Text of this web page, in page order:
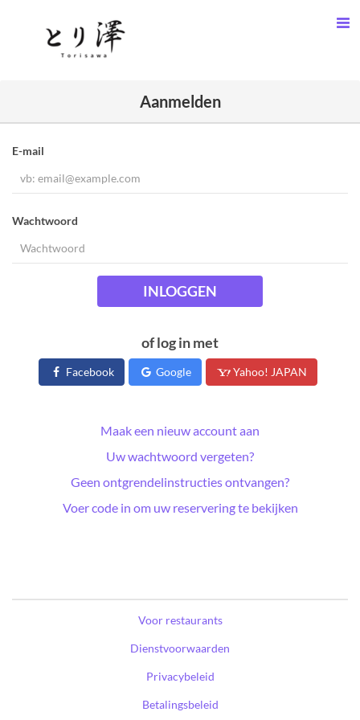
Aanmelden
E-mail
Wachtwoord
INLOGGEN
of log in met
Facebook Google Yahoo! JAPAN
Maak een nieuw account aan
Uw wachtwoord vergeten?
Geen ontgrendelinstructies ontvangen?
Voer code in om uw reservering te bekijken
Voor restaurants
Dienstvoorwaarden
Privacybeleid
Betalingsbeleid